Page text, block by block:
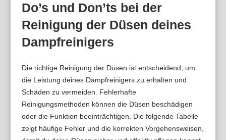
Do’s und Don’ts bei der
Reinigung der Düsen deines
Dampfreinigers
Die richtige Reinigung der Düsen ist entscheidend, um
die Leistung deines Dampfreinigers zu erhalten und
Schäden zu vermeiden. Fehlerhafte
Reinigungsmethoden können die Düsen beschädigen
oder die Funktion beeinträchtigen. Die folgende Tabelle
zeigt häufige Fehler und die korrekten Vorgehensweisen,